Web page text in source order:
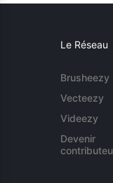
Le Réseau
Brusheezy
Vecteezy
Videezy
Devenir